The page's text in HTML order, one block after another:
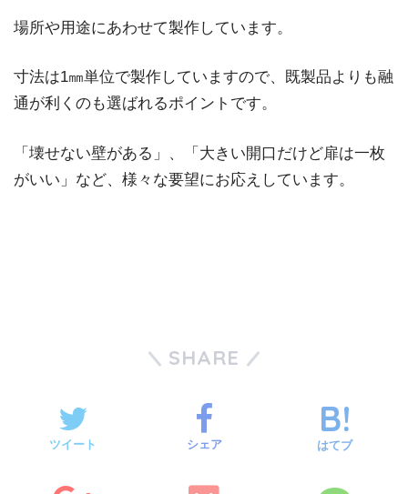
場所や用途にあわせて製作しています。
寸法は1㎜単位で製作していますので、既製品よりも融
通が利くのも選ばれるポイントです。
「壊せない壁がある」、「大きい開口だけど扉は一枚
がいい」など、様々な要望にお応えしています。
SHARE
ツイート シェア はてブ